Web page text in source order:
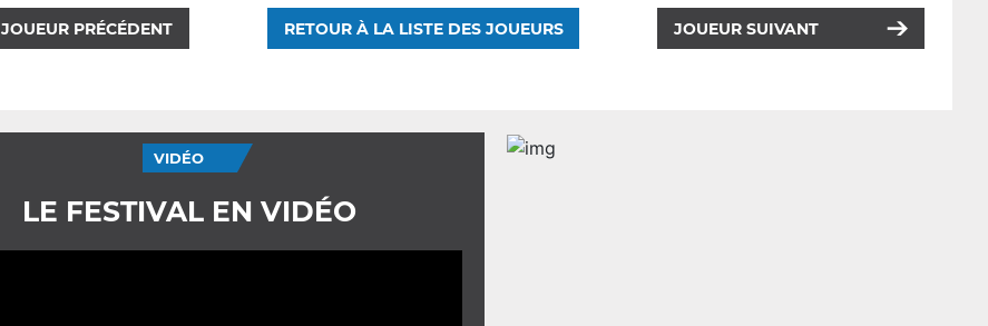
JOUEUR PRÉCÉDENT RETOUR À LA LISTE DES JOUEURS JOUEUR SUIVANT
VIDÉO
LE FESTIVAL EN VIDÉO